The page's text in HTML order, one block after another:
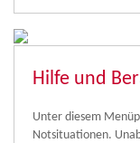
Hilfe und
Unter diesem
Notsituationen.